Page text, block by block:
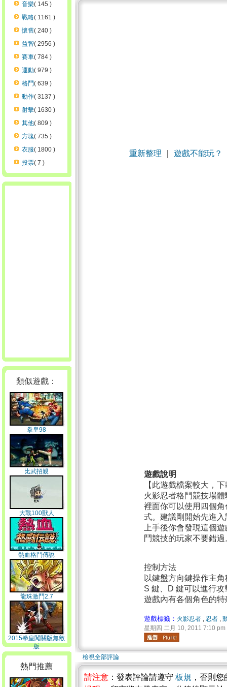
音樂( 145 )
戰略( 1161 )
懷舊( 240 )
益智( 2956 )
賽車( 784 )
運動( 979 )
格鬥( 639 )
動作( 3137 )
射擊( 1630 )
其他( 809 )
方塊( 735 )
衣服( 1800 )
投票( 7 )
類似遊戲：
拳皇98
比武招親
大戰100獸人
熱血格鬥傳說
龍珠激鬥2.7
2015拳皇闖關版無敵
版
熱門推薦
重新整理 遊戲不能玩？
遊戲說明
【此遊戲檔案較大，
火影忍者格鬥競技場
裡面你可以使用四個
式。建議剛開始先進
上手後你會發現這個
鬥競技的玩家不要錯過
控制方法
以鍵盤方向鍵操作主
S 鍵、D 鍵可以進行攻
遊戲內有各個角色的
遊戲標籤： 火影忍者 , 忍者 ,
星期四 二月 10, 2011 7:10 pm
檢視全部評論
請注意 ：發表評論請遵守 板規 ，否則